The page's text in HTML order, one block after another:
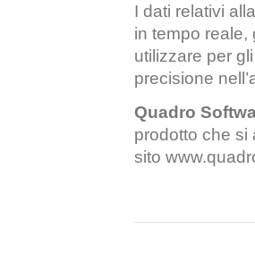
I dati relativi
in tempo reale,
utilizzare per
precisione
Quadro
prodotto che si
sito